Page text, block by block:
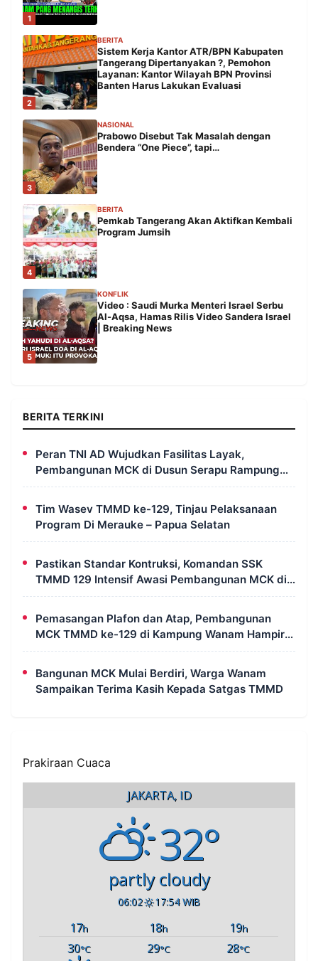
1
2
BERITA
Sistem Kerja Kantor ATR/BPN Kabupaten
Tangerang Dipertanyakan ?, Pemohon
Layanan: Kantor Wilayah BPN Provinsi
Banten Harus Lakukan Evaluasi
3
NASIONAL
Prabowo Disebut Tak Masalah dengan
Bendera “One Piece”, tapi…
4
BERITA
Pemkab Tangerang Akan Aktifkan Kembali
Program Jumsih
5
KONFLIK
Video : Saudi Murka Menteri Israel Serbu
Al-Aqsa, Hamas Rilis Video Sandera Israel
| Breaking News
BERITA TERKINI
Peran TNI AD Wujudkan Fasilitas Layak,
Pembangunan MCK di Dusun Serapu Rampung
Dikerjakan
Tim Wasev TMMD ke-129, Tinjau Pelaksanaan
Program Di Merauke – Papua Selatan
Pastikan Standar Kontruksi, Komandan SSK
TMMD 129 Intensif Awasi Pembangunan MCK di
Wanam
Pemasangan Plafon dan Atap, Pembangunan
MCK TMMD ke-129 di Kampung Wanam Hampir
Rampung
Bangunan MCK Mulai Berdiri, Warga Wanam
Sampaikan Terima Kasih Kepada Satgas TMMD
Prakiraan Cuaca
JAKARTA, ID
32°
partly cloudy
06:02 17:54 WIB
17h 18h 19h
30°C 29°C 28°C